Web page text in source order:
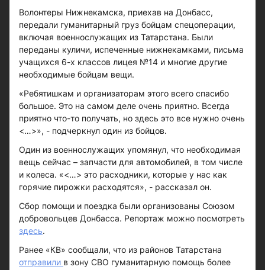
Волонтеры Нижнекамска, приехав на Донбасс,
передали гуманитарный груз бойцам спецоперации,
включая военнослужащих из Татарстана. Были
переданы куличи, испеченные нижнекамками, письма
учащихся 6-х классов лицея №14 и многие другие
необходимые бойцам вещи.
«Ребятишкам и организаторам этого всего спасибо
большое. Это на самом деле очень приятно. Всегда
приятно что-то получать, но здесь это все нужно очень
<…>», - подчеркнул один из бойцов.
Один из военнослужащих упомянул, что необходимая
вещь сейчас – запчасти для автомобилей, в том числе
и колеса. «<…> это расходники, которые у нас как
горячие пирожки расходятся», - рассказал он.
Сбор помощи и поездка были организованы Союзом
добровольцев Донбасса. Репортаж можно посмотреть
здесь.
Ранее «КВ» сообщали, что из районов Татарстана
отправили в зону СВО гуманитарную помощь более